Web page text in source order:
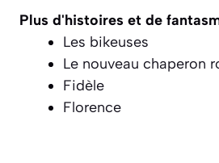
Plus d'histoires et de
Les bikeuses
Le nouveau chaperon
Fidèle
Florence